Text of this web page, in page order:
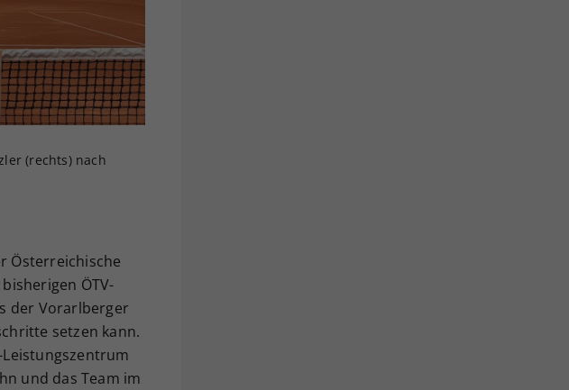
(rechts) nach
Österreichische
ÖTV-
der Vorarlberger
setzen kann.
und das Team im
falls der
eingestellt hat.